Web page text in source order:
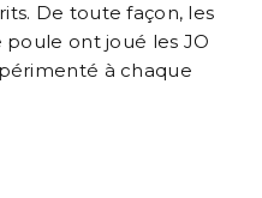
De toute façon, les
poule ont joué les JO
à chaque